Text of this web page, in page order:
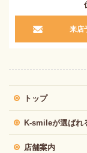
来店
トップ
K-smileが選ばれ
店舗案内